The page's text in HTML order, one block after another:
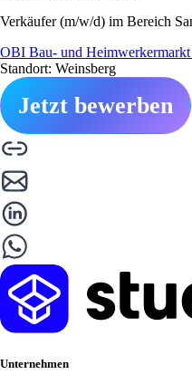
Verkäufer (m/w/d) im Bereich
OBI Bau- und
Standort: Weinsberg
Jetzt bewerben
Unternehmen